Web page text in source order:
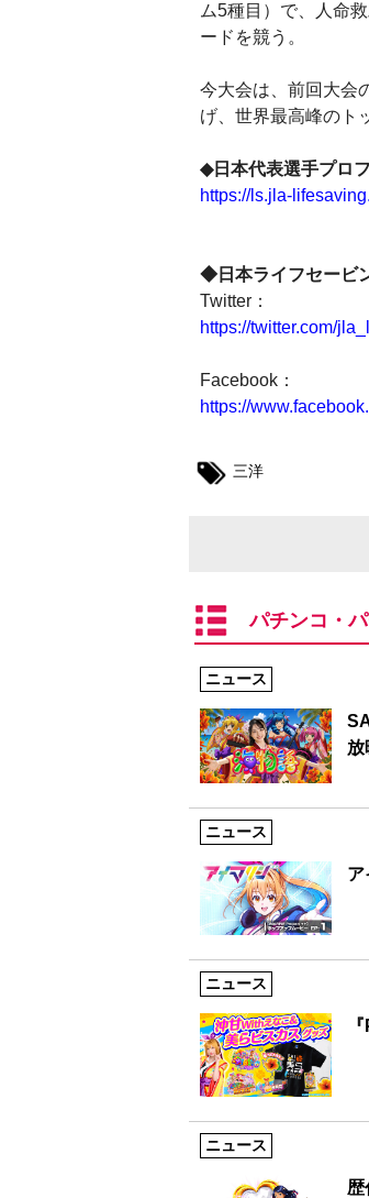
ム5種目）で、人命
ードを競う。
今大会は、前回大会
げ、世界最高峰のト
◆日本代表選手プロ
https://ls.jla-
◆日本ライフセービ
Twitter：
https://twitter.com/
Facebook：
https://
三洋
パチンコ・
ニュース
放
ニュース
ア
ニュース
ニュース
歴